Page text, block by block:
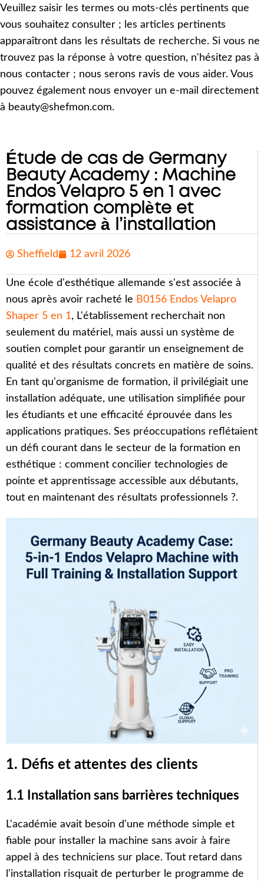
Veuillez saisir les termes ou mots-clés pertinents que
vous souhaitez consulter ; les articles pertinents
apparaîtront dans les résultats de recherche. Si vous ne
trouvez pas la réponse à votre question, n'hésitez pas à
nous contacter ; nous serons ravis de vous aider. Vous
pouvez également nous envoyer un e-mail directement
à beauty@shefmon.com.
Étude de cas de Germany
Beauty Academy : Machine
Endos Velapro 5 en 1 avec
formation complète et
assistance à l’installation
Sheffield 12 avril 2026
Une école d'esthétique allemande s'est associée à
nous après avoir racheté le B0156 Endos Velapro
Shaper 5 en 1, L'établissement recherchait non
seulement du matériel, mais aussi un système de
soutien complet pour garantir un enseignement de
qualité et des résultats concrets en matière de soins.
En tant qu'organisme de formation, il privilégiait une
installation adéquate, une utilisation simplifiée pour
les étudiants et une efficacité éprouvée dans les
applications pratiques. Ses préoccupations reflétaient
un défi courant dans le secteur de la formation en
esthétique : comment concilier technologies de
pointe et apprentissage accessible aux débutants,
tout en maintenant des résultats professionnels ?.
1. Défis et attentes des clients
1.1 Installation sans barrières techniques
L'académie avait besoin d'une méthode simple et
fiable pour installer la machine sans avoir à faire
appel à des techniciens sur place. Tout retard dans
l'installation risquait de perturber le programme de